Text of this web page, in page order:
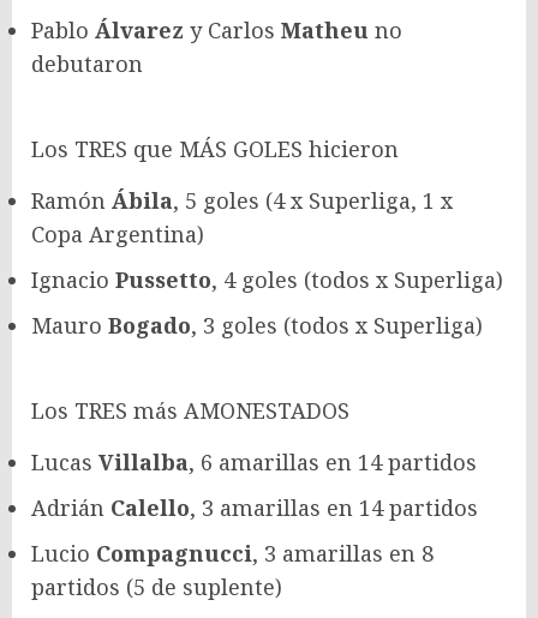
Pablo Álvarez y Carlos Matheu no
debutaron
Los TRES que MÁS GOLES hicieron
Ramón Ábila, 5 goles (4 x Superliga, 1 x
Copa Argentina)
Ignacio Pussetto, 4 goles (todos x Superliga)
Mauro Bogado, 3 goles (todos x Superliga)
Los TRES más AMONESTADOS
Lucas Villalba, 6 amarillas en 14 partidos
Adrián Calello, 3 amarillas en 14 partidos
Lucio Compagnucci, 3 amarillas en 8
partidos (5 de suplente)